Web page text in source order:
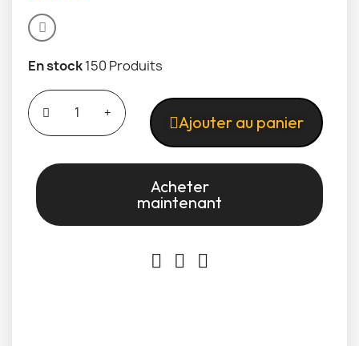
En stock150 Produits
Ajouter au panier
Acheter
maintenant